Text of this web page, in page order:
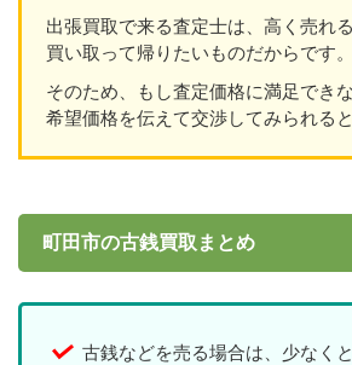
出張買取で来る査定士は、高く売れ
買い取って帰りたいものだからです。
そのため、もし査定価格に満足でき
希望価格を伝えて交渉してみられる
町田市の古銭買取まとめ
古銭などを売る場合は、少なく